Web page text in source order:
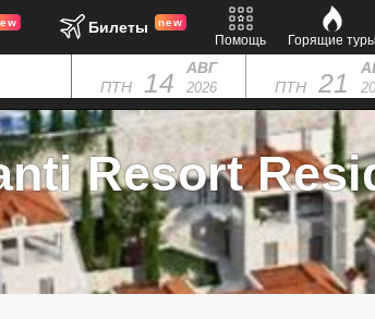
Билеты new
Помощь Горящие туры
ПТН 14 АВГ
2026 ПТН 21
Resort